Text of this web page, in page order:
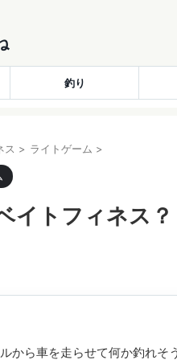
釣り
ス > ライトゲーム >
イトフィネス
から車を走らせて何か釣れそ